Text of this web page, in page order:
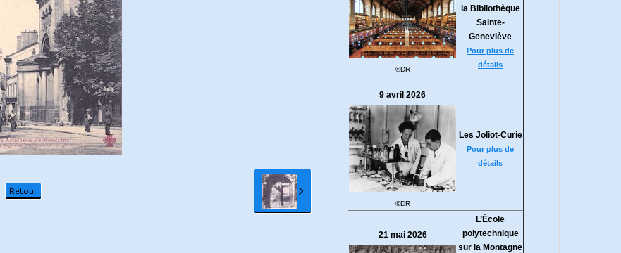
Retour
©DR
la Bibliothèque
Sainte-
Geneviève
Pour plus de
détails
9 avril 2026
©DR
Les Joliot-Curie
Pour plus de
détails
21 mai 2026
L’École
polytechnique
sur la Montagne